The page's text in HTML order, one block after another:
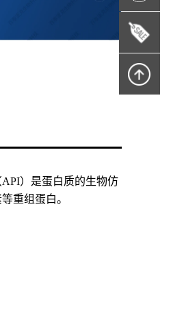
）是蛋白质的生物仿
重组蛋白。